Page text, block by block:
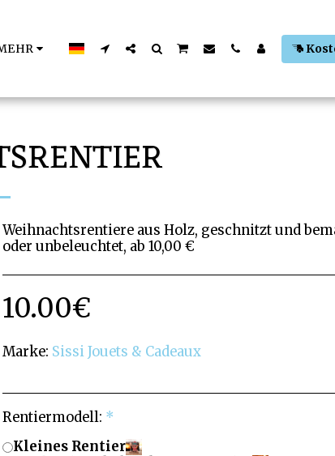
Weihnachtsrentiere aus Holz, geschnitzt und
oder unbeleuchtet, ab 10,00 €
10.00€
Marke: Sissi Jouets & Cadeaux
Rentiermodell: *
Kleines Rentier